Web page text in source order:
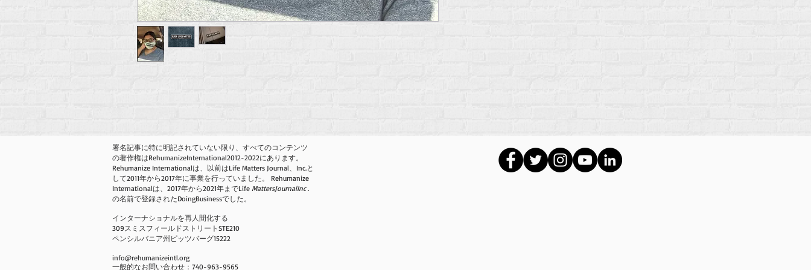
署名記事に特に明記されていない限り、すべてのコンテンツ
の著作権はRehumanizeInternational2012-2022にあります。
Rehumanize Internationalは、以前はLife Matters Journal、Inc.と
して2011年から2017年に事業を行っていました。 Rehumanize
Internationalは、2017年から2021年までLife MattersJournalInc.
の名前で登録されたDoingBusinessでした。
インターナショナルを再人間化する
309スミスフィールドストリートSTE210
ペンシルバニア州ピッツバーグ15222
info@rehumanizeintl.org
一般的なお問い合わせ：740-963-9565